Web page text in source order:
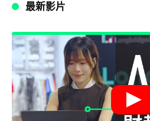
最新影片